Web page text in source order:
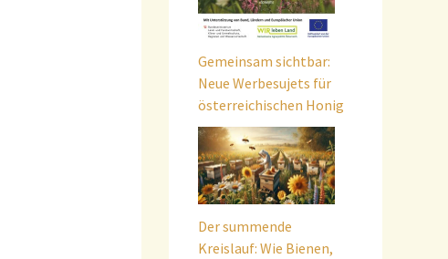
Gemeinsam sichtbar:
Neue Werbesujets für
österreichischen Honig
Der summende
Kreislauf: Wie Bienen,